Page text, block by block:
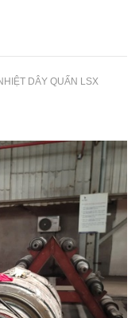
DÂY QUẤN LSX